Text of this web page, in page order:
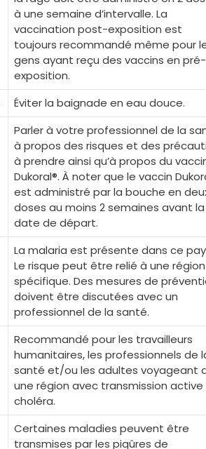
à une semaine d’intervalle. La
vaccination post-exposition est
toujours recommandé même pour
gens ayant reçu des vaccins en pré-
exposition.
Éviter la baignade en eau douce.
Parler à votre professionnel de la
à propos des risques et des
à prendre ainsi qu’à propos du
Dukoral®. À noter que le vaccin
est administré par la bouche en
doses au moins 2 semaines avant la
date de départ.
La malaria est présente dans ce
Le risque peut être relié à une région
spécifique. Des mesures de
doivent être discutées avec un
professionnel de la santé.
Recommandé pour les travailleurs
humanitaires, les professionnels de
santé et/ou les adultes voyageant
une région avec transmission active
choléra.
Certaines maladies peuvent être
transmises par les piqûres de